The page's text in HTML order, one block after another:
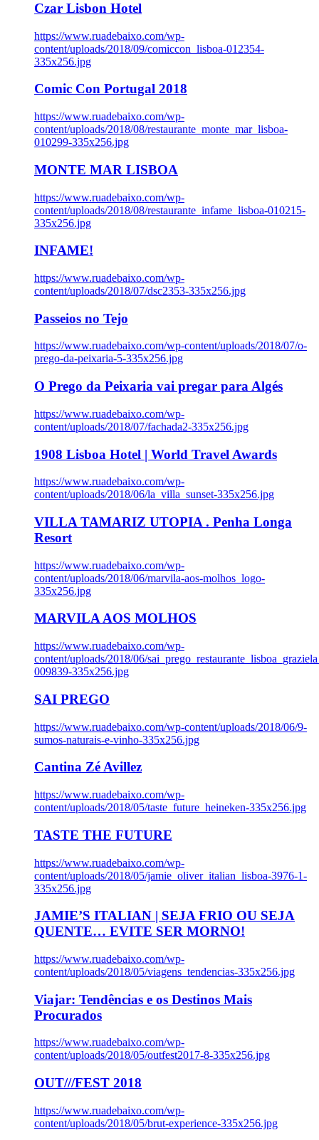
Czar Lisbon Hotel
https://www.ruadebaixo.com/wp-
content/uploads/2018/09/comiccon_lisboa-012354-
335x256.jpg
Comic Con Portugal 2018
https://www.ruadebaixo.com/wp-
content/uploads/2018/08/restaurante_monte_mar_lisboa-
010299-335x256.jpg
MONTE MAR LISBOA
https://www.ruadebaixo.com/wp-
content/uploads/2018/08/restaurante_infame_lisboa-010215-
335x256.jpg
INFAME!
https://www.ruadebaixo.com/wp-
content/uploads/2018/07/dsc2353-335x256.jpg
Passeios no Tejo
https://www.ruadebaixo.com/wp-content/uploads/2018/07/o-
prego-da-peixaria-5-335x256.jpg
O Prego da Peixaria vai pregar para Algés
https://www.ruadebaixo.com/wp-
content/uploads/2018/07/fachada2-335x256.jpg
1908 Lisboa Hotel | World Travel Awards
https://www.ruadebaixo.com/wp-
content/uploads/2018/06/la_villa_sunset-335x256.jpg
VILLA TAMARIZ UTOPIA . Penha Longa
Resort
https://www.ruadebaixo.com/wp-
content/uploads/2018/06/marvila-aos-molhos_logo-
335x256.jpg
MARVILA AOS MOLHOS
https://www.ruadebaixo.com/wp-
content/uploads/2018/06/
009839-335x256.jpg
SAI PREGO
https://www.ruadebaixo.com/wp-content/uploads/2018/06/9-
sumos-naturais-e-vinho-335x256.jpg
Cantina Zé Avillez
https://www.ruadebaixo.com/wp-
content/uploads/2018/05/taste_future_heineken-335x256.jpg
TASTE THE FUTURE
https://www.ruadebaixo.com/wp-
content/uploads/2018/05/jamie_oliver_italian_lisboa-3976-1-
335x256.jpg
JAMIE’S ITALIAN | SEJA FRIO OU SEJA
QUENTE… EVITE SER MORNO!
https://www.ruadebaixo.com/wp-
content/uploads/2018/05/viagens_tendencias-335x256.jpg
Viajar: Tendências e os Destinos Mais
Procurados
https://www.ruadebaixo.com/wp-
content/uploads/2018/05/outfest2017-8-335x256.jpg
OUT///FEST 2018
https://www.ruadebaixo.com/wp-
content/uploads/2018/05/brut-experience-335x256.jpg